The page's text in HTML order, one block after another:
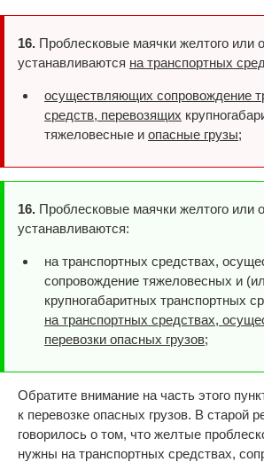
16. Проблесковые маячки желтого или
устанавливаются на транспортных
осуществляющих сопровождение
средств, перевозящих
тяжеловесные и опасные грузы;
16. Проблесковые маячки желтого или
устанавливаются:
на транспортных средствах,
сопровождение тяжеловесных и
крупногабаритных транспортных
на транспортных средствах,
перевозки опасных грузов;
Обратите внимание на часть этого
к перевозке опасных грузов. В старой
говорилось о том, что желтые
нужны на транспортных средствах,